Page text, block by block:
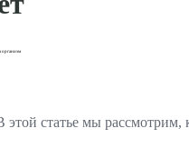
этой статье мы рассмотрим,